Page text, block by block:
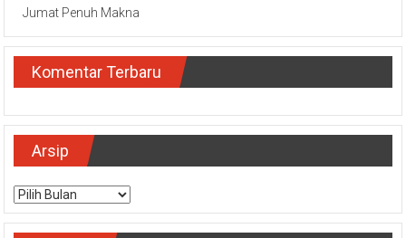
Jumat Penuh Makna
Komentar Terbaru
Arsip
Arsip